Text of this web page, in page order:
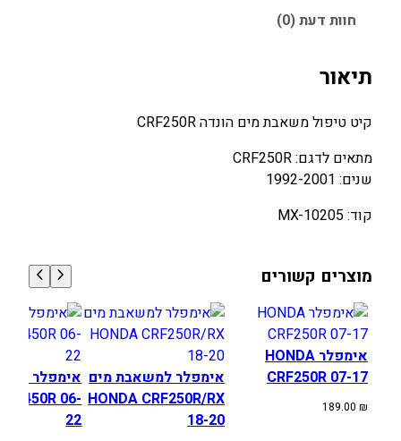
פ
ל
מ
ש
ב
י
ם
ה
ד
ה
חוות דעת (0)
תיאור
קיט טיפול משאבת מים הונדה CRF250R
מתאים לדגם: CRF250R
שנים: 1992-2001
קוד: MX-10205
מוצרים קשורים
אימפלר HONDA
CRF250R 07-17
189.00 ₪
אימפלר למשאבת מים
HONDA CRF250R/RX
18-20
אימפלר
06-
22